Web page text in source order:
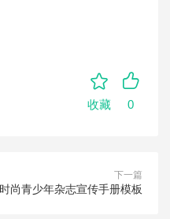
收藏 0
下一篇
时尚青少年杂志宣传手册模板